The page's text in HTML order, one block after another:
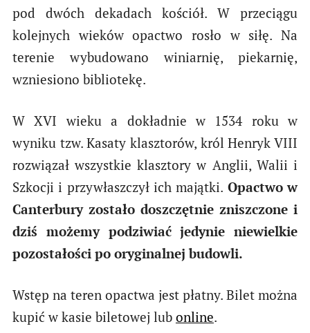
pod dwóch dekadach kościół. W przeciągu
kolejnych wieków opactwo rosło w siłę. Na
terenie wybudowano winiarnię, piekarnię,
wzniesiono bibliotekę.
W XVI wieku a dokładnie w 1534 roku w
wyniku tzw. Kasaty klasztorów, król Henryk VIII
rozwiązał wszystkie klasztory w Anglii, Walii i
Szkocji i przywłaszczył ich majątki. Opactwo w
Canterbury zostało doszczętnie zniszczone i
dziś możemy podziwiać jedynie niewielkie
pozostałości po oryginalnej budowli.
Wstęp na teren opactwa jest płatny. Bilet można
kupić w kasie biletowej lub online.